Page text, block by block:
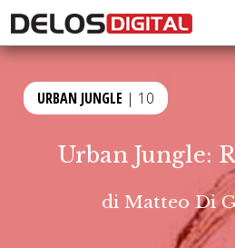
URBAN JUNGLE | 10
Urban Jungle:
di Matteo Di